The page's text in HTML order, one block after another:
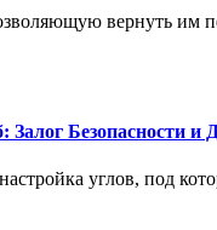
вернуть им
Безопасности
углов, под